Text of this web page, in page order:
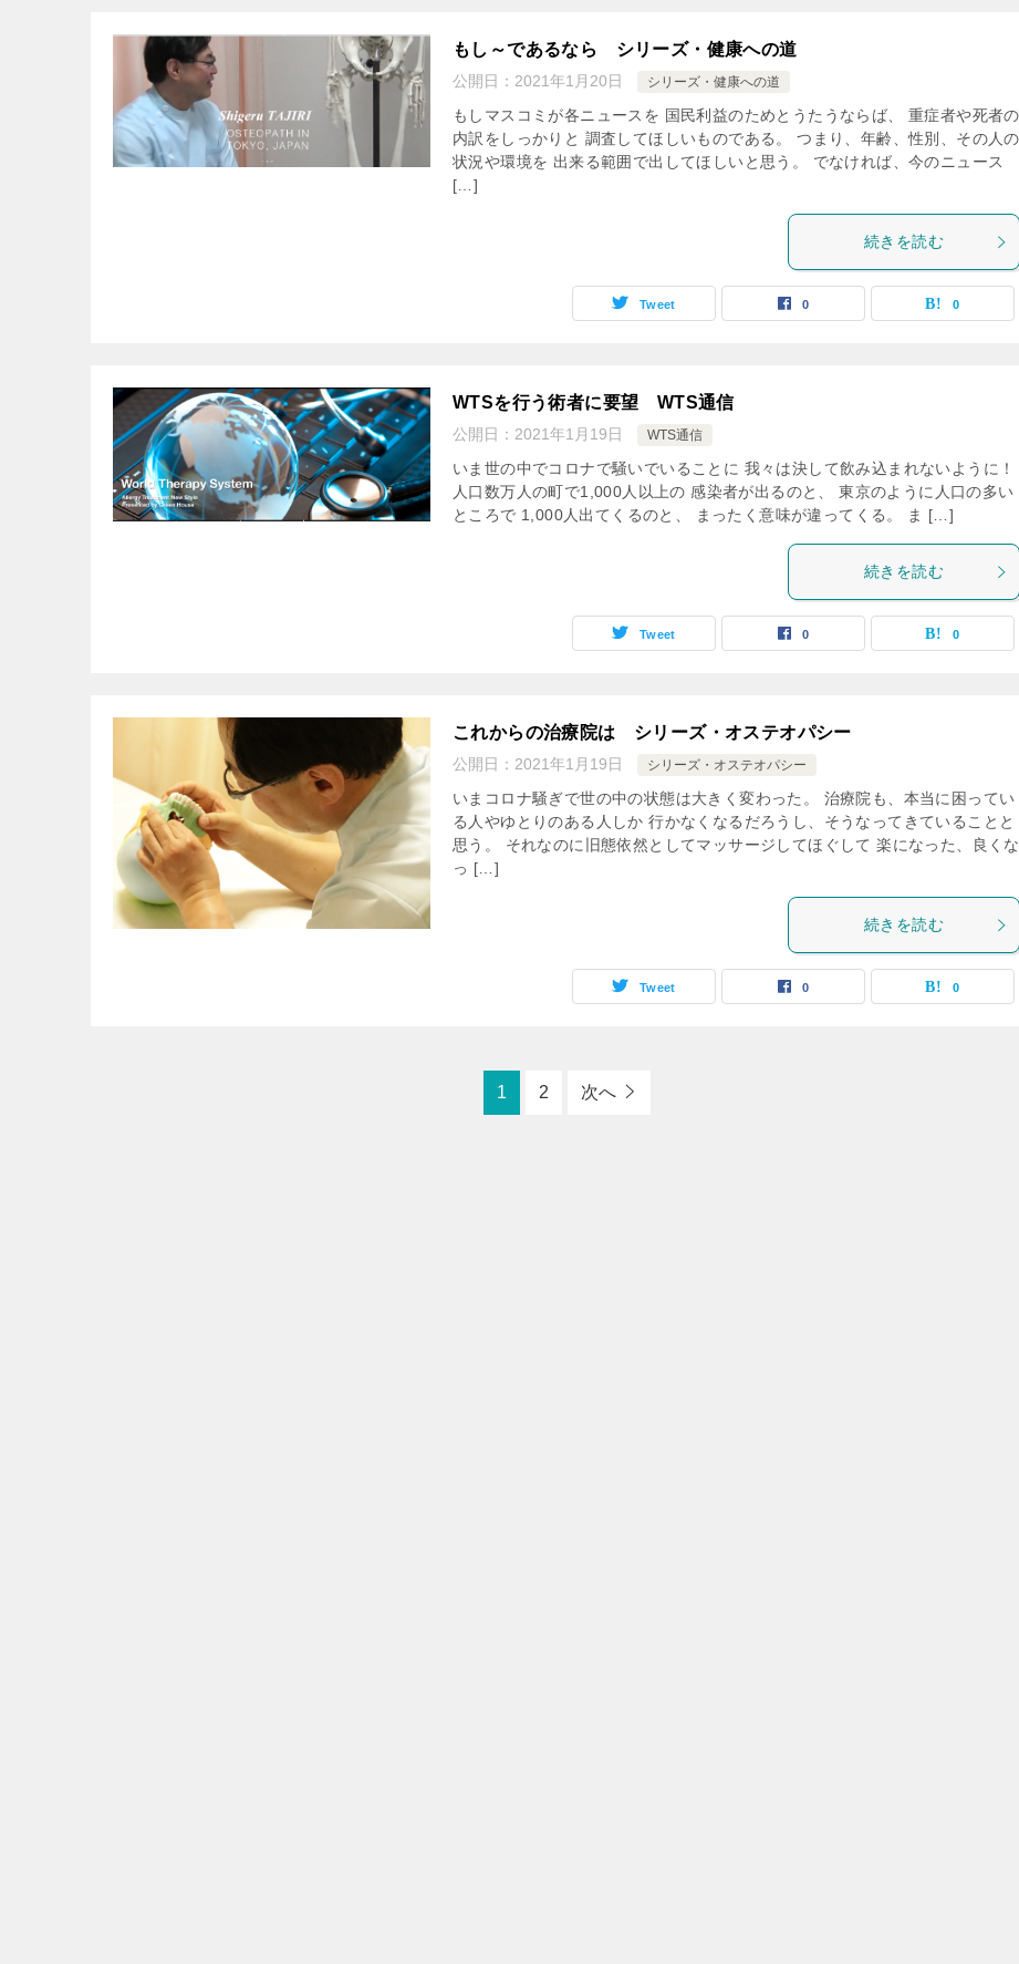
もし～であるなら シリーズ・健康への道
公開日： 2021年1月20日 シリーズ・健康への道
もしマスコミが各ニュースを 国民利益のためとうたうならば、 重症者や死者の
内訳をしっかりと 調査してほしいものである。 つまり、年齢、性別、その人の
状況や環境を 出来る範囲で出してほしいと思う。 でなければ、今のニュース
[…]
続きを読む
Tweet 0 0
WTSを行う術者に要望 WTS通信
公開日： 2021年1月19日 WTS通信
いま世の中でコロナで騒いでいることに 我々は決して飲み込まれないように！
人口数万人の町で1,000人以上の 感染者が出るのと、 東京のように人口の多い
ところで 1,000人出てくるのと、 まったく意味が違ってくる。 ま […]
続きを読む
Tweet 0 0
これからの治療院は シリーズ・オステオパシー
公開日： 2021年1月19日 シリーズ・オステオパシー
いまコロナ騒ぎで世の中の状態は大きく変わった。 治療院も、本当に困ってい
る人やゆとりのある人しか 行かなくなるだろうし、そうなってきていることと
思う。 それなのに旧態依然としてマッサージしてほぐして 楽になった、良くな
っ […]
続きを読む
Tweet 0 0
1 2 次へ